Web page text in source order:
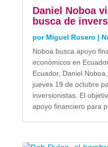
Daniel Noboa
busca de
por Miguel Rosero |
Noboa busca apoyo
económicos en
Ecuador, Daniel
jueves 19 de octubre
inversionistas. El
apoyo financiero para